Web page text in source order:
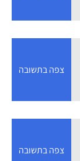
צפה בתשובה
צפה בתשובה